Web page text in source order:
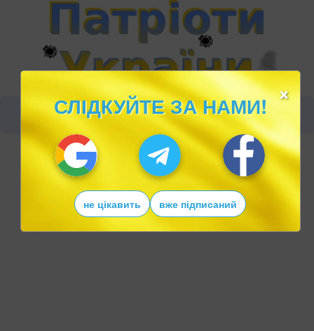
×
СЛІДКУЙТЕ ЗА НАМИ!
не цікавить вже підписаний